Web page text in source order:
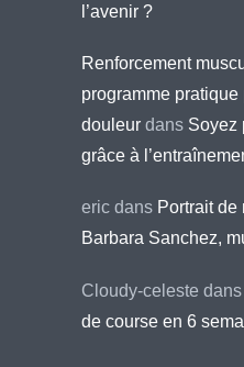
l’avenir ?
Renforcement
programme
douleur dans Soyez
grâce à
eric dans Portrait de
Barbara Sanchez,
Cloudy-celeste dans
de course en 6